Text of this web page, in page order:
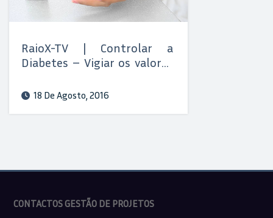
RaioX-TV | Controlar a
Diabetes – Vigiar os valores
18 De Agosto, 2016
CONTACTOS GESTÃO DE PROJETOS